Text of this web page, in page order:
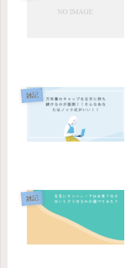
雑記
雑記